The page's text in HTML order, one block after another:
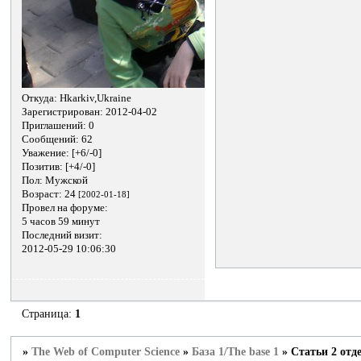
Откуда: Hkarkiv,Ukraine
Зарегистрирован: 2012-04-02
Приглашений: 0
Сообщений: 62
Уважение: [+6/-0]
Позитив: [+4/-0]
Пол: Мужской
Возраст: 24[2002-01-18]
Провел на форуме:
5 часов 59 минут
Последний визит:
2012-05-29 10:06:30
Страница: 1
»The Web of Computer Science »База 1/The base 1 »Статьи 2